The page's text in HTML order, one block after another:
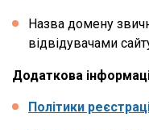
Назва домену
відвідувачами
Додаткова
Політики